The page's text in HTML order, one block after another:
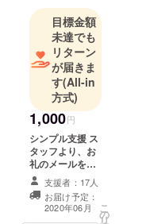
目標金額
未達でも
リターン
が届きま
す(All-in
方式)
1,000円
シンプル支援 ス
タッフより、お
礼のメールを送
らせていただき
ます。 ご支援を
していただく際
に『上乗せ支
支援者：17人
お届け予定：
2020年06月
こ
の
リ